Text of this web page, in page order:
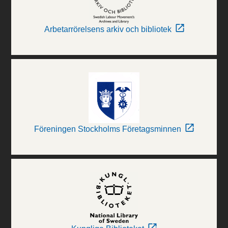
Arbetarrörelsens arkiv och bibliotek
Föreningen Stockholms Företagsminnen